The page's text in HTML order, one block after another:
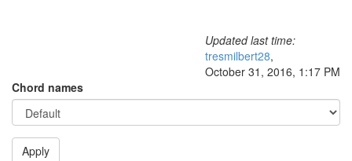
Updated last time:
tresmilbert28,
October 31, 2016, 1:17 PM
Chord names
Apply